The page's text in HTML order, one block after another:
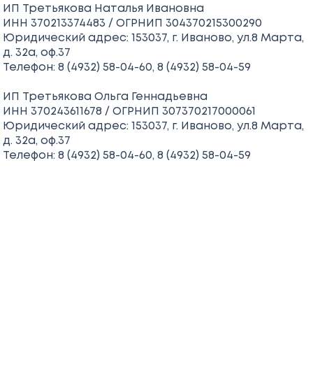
ИП Третьякова Наталья Ивановна
ИНН 370213374483 / ОГРНИП 304370215300290
Юридический адрес: 153037, г. Иваново, ул.8 Марта,
д. 32а, оф.37
Телефон: 8 (4932) 58-04-60, 8 (4932) 58-04-59
ИП Третьякова Ольга Геннадьевна
ИНН 370243611678 / ОГРНИП 307370217000061
Юридический адрес: 153037, г. Иваново, ул.8 Марта,
д. 32а, оф.37
Телефон: 8 (4932) 58-04-60, 8 (4932) 58-04-59